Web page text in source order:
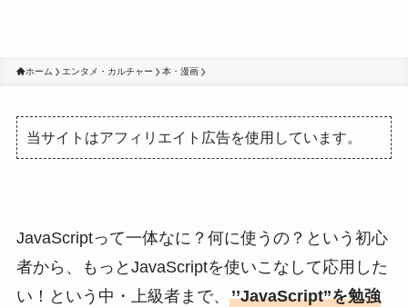
ホーム エンタメ・カルチャー 本・漫画
当サイトはアフィリエイト広告を使用しています。
JavaScriptって一体なに？何に使うの？という初心
者から、もっとJavaScriptを使いこなして応用した
い！という中・上級者まで、 ’’JavaScript’’を勉強